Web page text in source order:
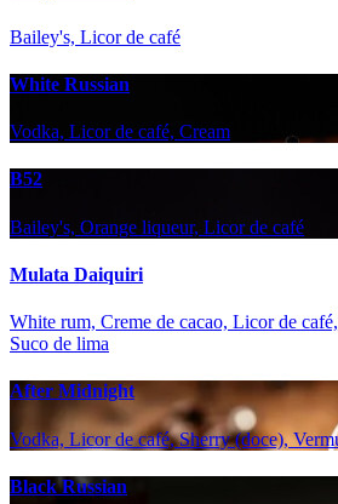
Bailey's, Licor de café
White Russian
Vodka, Licor de café, Cream
B52
Bailey's, Orange liqueur, Licor de café
Mulata Daiquiri
White rum, Creme de cacao, Licor de
Suco de lima
After Midnight
Vodka, Licor de café, Sherry (doce),
Black Russian